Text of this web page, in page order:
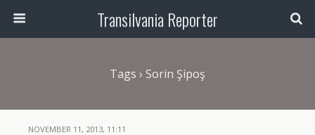
Transilvania Reporter
Tags › Sorin Şipoş
NOVEMBER 11, 2013, 11:11